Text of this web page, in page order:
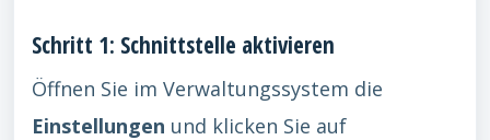
Schritt 1: Schnittstelle aktivieren
Öffnen Sie im Verwaltungssystem die
Einstellungen und klicken Sie auf